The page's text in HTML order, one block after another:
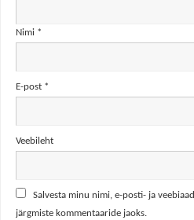
Nimi *
E-post *
Veebileht
Salvesta minu nimi, e-posti- ja
järgmiste kommentaaride jaoks.